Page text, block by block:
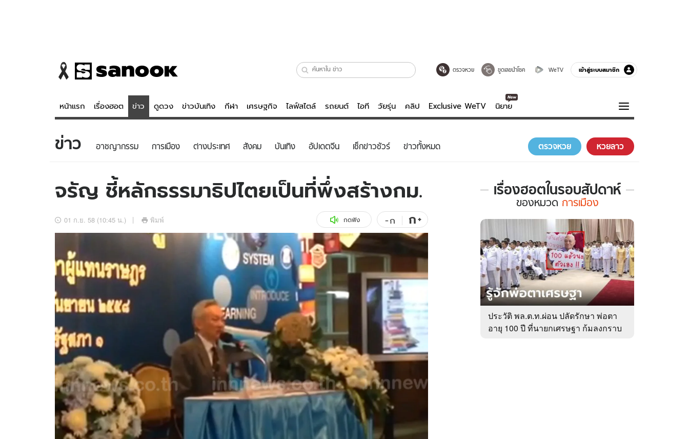
ตรวจหวย ขูดเลขนำโชค WeTV เข้าสู่ระบบสมาชิก
หน้าแรก เรื่องฮอต ข่าว ดูดวง ข่าวบันเทิง กีฬา เศรษฐกิจ ไลฟ์สไตล์ รถยนต์ ไอที วัยรุ่น คลิป Exclusive WeTV นิยาย
ข่าว
ข่าวบันเทิง
เช็กข่าวชัวร์
ดูดวง - ตรวจหวย
สถิติหวยไทย
ไลฟ์สไตล์
ผู้ชาย
วัยรุ่น
รถยนต์
สุขภาพ
เที่ยว-กิน
Tasteful Thailand
Sanook Choice
บันเทิงครบรส
เกมส์
คลิป
พอดแคสต์
WeTV
Exclusive WeTV
ความรู้รอบตัว
ฮาวทู
ดาวน์โหลดสนุกแอปฟรี ติดตามสนุกโซเชียลได้ที่
สงวนลิขสิทธิ์ ©2569บริษัท อิมเมจ ฟิวเจอร์ (ประเทศไทย) จำกัด
ข่าว อาชญากรรม การเมือง ต่างประเทศ สังคม บันเทิง อัปเดตจีน เช็กข่าวชัวร์ ข่าวทั้งหมด ตรวจหวย หวยลาว
จรัญ ชี้หลักธรรมาธิปไตยเป็นที่พึ่งสร้างกม.
01 ก.ย. 58 (10:45 น.) พิมพ์ กดฟัง -ก ก+
เรื่องฮอตในรอบสัปดาห์
เรื่อง
ใน
สัปดาห์
ของ
หมวด
การเมือง
ของหมวด การเมือง
ประวัติ พล.ต.ท.ผ่อน ปลัดรักษา พ่อตา
อายุ 100 ปี ที่นายกเศรษฐา ก้มลงกราบ